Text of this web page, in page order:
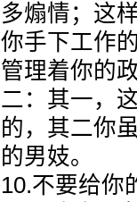
多煽情；这
你手下工作
管理着你的
二：其一，
的，其二你
的男妓。
10.不要给你